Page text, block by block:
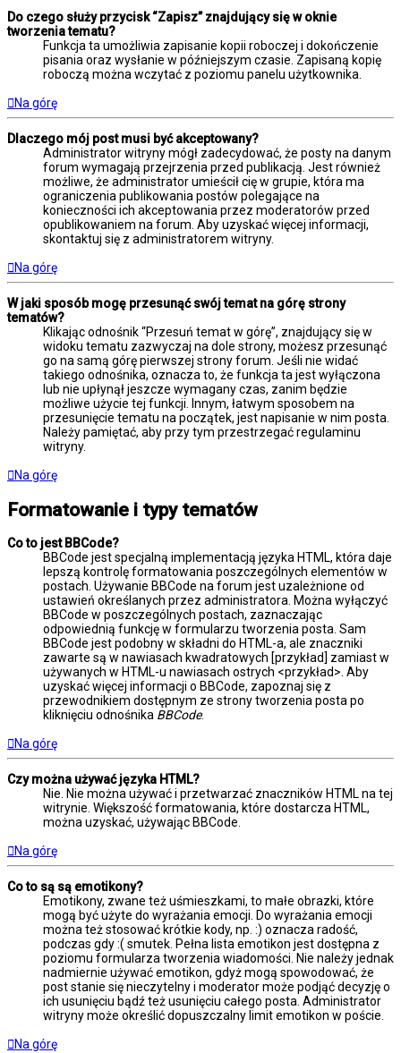
Do czego służy przycisk “Zapisz” znajdujący się w oknie
tworzenia tematu?
Funkcja ta umożliwia zapisanie kopii roboczej i dokończenie
pisania oraz wysłanie w późniejszym czasie. Zapisaną kopię
roboczą można wczytać z poziomu panelu użytkownika.
Na górę
Dlaczego mój post musi być akceptowany?
Administrator witryny mógł zadecydować, że posty na danym
forum wymagają przejrzenia przed publikacją. Jest również
możliwe, że administrator umieścił cię w grupie, która ma
ograniczenia publikowania postów polegające na
konieczności ich akceptowania przez moderatorów przed
opublikowaniem na forum. Aby uzyskać więcej informacji,
skontaktuj się z administratorem witryny.
Na górę
W jaki sposób mogę przesunąć swój temat na górę strony
tematów?
Klikając odnośnik “Przesuń temat w górę”, znajdujący się w
widoku tematu zazwyczaj na dole strony, możesz przesunąć
go na samą górę pierwszej strony forum. Jeśli nie widać
takiego odnośnika, oznacza to, że funkcja ta jest wyłączona
lub nie upłynął jeszcze wymagany czas, zanim będzie
możliwe użycie tej funkcji. Innym, łatwym sposobem na
przesunięcie tematu na początek, jest napisanie w nim posta.
Należy pamiętać, aby przy tym przestrzegać regulaminu
witryny.
Na górę
Formatowanie i typy tematów
Co to jest BBCode?
BBCode jest specjalną implementacją języka HTML, która daje
lepszą kontrolę formatowania poszczególnych elementów w
postach. Używanie BBCode na forum jest uzależnione od
ustawień określanych przez administratora. Można wyłączyć
BBCode w poszczególnych postach, zaznaczając
odpowiednią funkcję w formularzu tworzenia posta. Sam
BBCode jest podobny w składni do HTML-a, ale znaczniki
zawarte są w nawiasach kwadratowych [przykład] zamiast w
używanych w HTML-u nawiasach ostrych <przykład>. Aby
uzyskać więcej informacji o BBCode, zapoznaj się z
przewodnikiem dostępnym ze strony tworzenia posta po
kliknięciu odnośnika BBCode.
Na górę
Czy można używać języka HTML?
Nie. Nie można używać i przetwarzać znaczników HTML na tej
witrynie. Większość formatowania, które dostarcza HTML,
można uzyskać, używając BBCode.
Na górę
Co to są są emotikony?
Emotikony, zwane też uśmieszkami, to małe obrazki, które
mogą być użyte do wyrażania emocji. Do wyrażania emocji
można też stosować krótkie kody, np. :) oznacza radość,
podczas gdy :( smutek. Pełna lista emotikon jest dostępna z
poziomu formularza tworzenia wiadomości. Nie należy jednak
nadmiernie używać emotikon, gdyż mogą spowodować, że
post stanie się nieczytelny i moderator może podjąć decyzję o
ich usunięciu bądź też usunięciu całego posta. Administrator
witryny może określić dopuszczalny limit emotikon w poście.
Na górę